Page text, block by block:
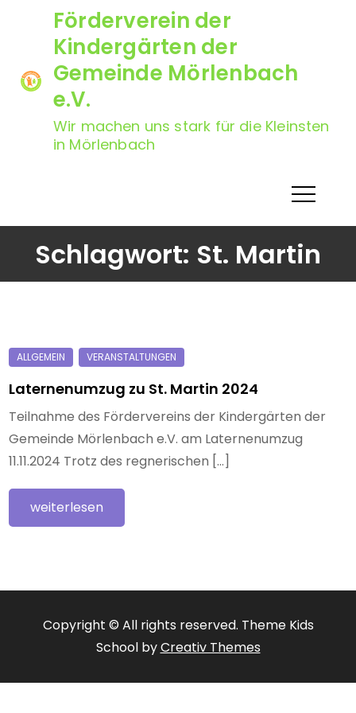
Förderverein der
Kindergärten der
Gemeinde Mörlenbach
e.V.
Wir machen uns stark für die Kleinsten
in Mörlenbach
Schlagwort: St. Martin
Laternenumzug zu St. Martin 2024
Teilnahme des Fördervereins der Kindergärten der
Gemeinde Mörlenbach e.V. am Laternenumzug
11.11.2024 Trotz des regnerischen […]
weiterlesen
Copyright © All rights reserved. Theme Kids
School byCreativ Themes